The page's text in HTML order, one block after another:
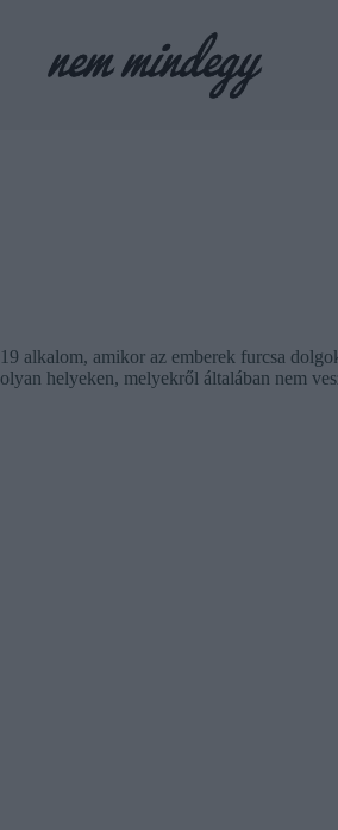
19 alkalom, amikor az emberek furcsa
olyan helyeken, melyekről általában nem